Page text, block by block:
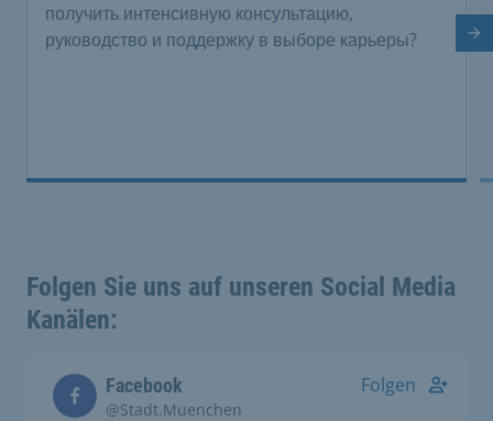
получить интенсивную консультацию,
руководство и поддержку в выборе карьеры?
Folgen Sie uns auf unseren Social Media
Kanälen:
Facebook
@Stadt.Muenchen
Folgen